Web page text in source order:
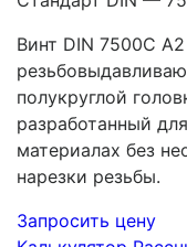
Винт DIN 7500C
полукруглой
разработанный
материалах без
нарезки резьбы.
Запросить цену